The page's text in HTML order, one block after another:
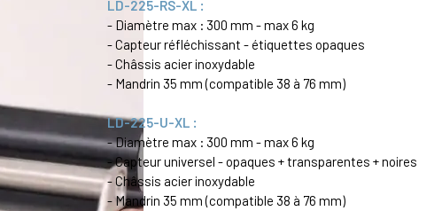
LD-225-RS-XL :
- Diamètre max : 300 mm - max 6 kg
- Capteur réfléchissant - étiquettes opaques
- Châssis acier inoxydable
- Mandrin 35 mm (compatible 38 à 76 mm)
LD-225-U-XL :
- Diamètre max : 300 mm - max 6 kg
- Capteur universel - opaques + transparentes + noires
- Châssis acier inoxydable
- Mandrin 35 mm (compatible 38 à 76 mm)